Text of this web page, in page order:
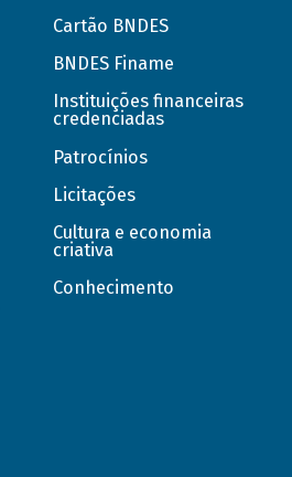
Cartão BNDES
BNDES Finame
Instituições financeiras
credenciadas
Patrocínios
Licitações
Cultura e economia
criativa
Conhecimento